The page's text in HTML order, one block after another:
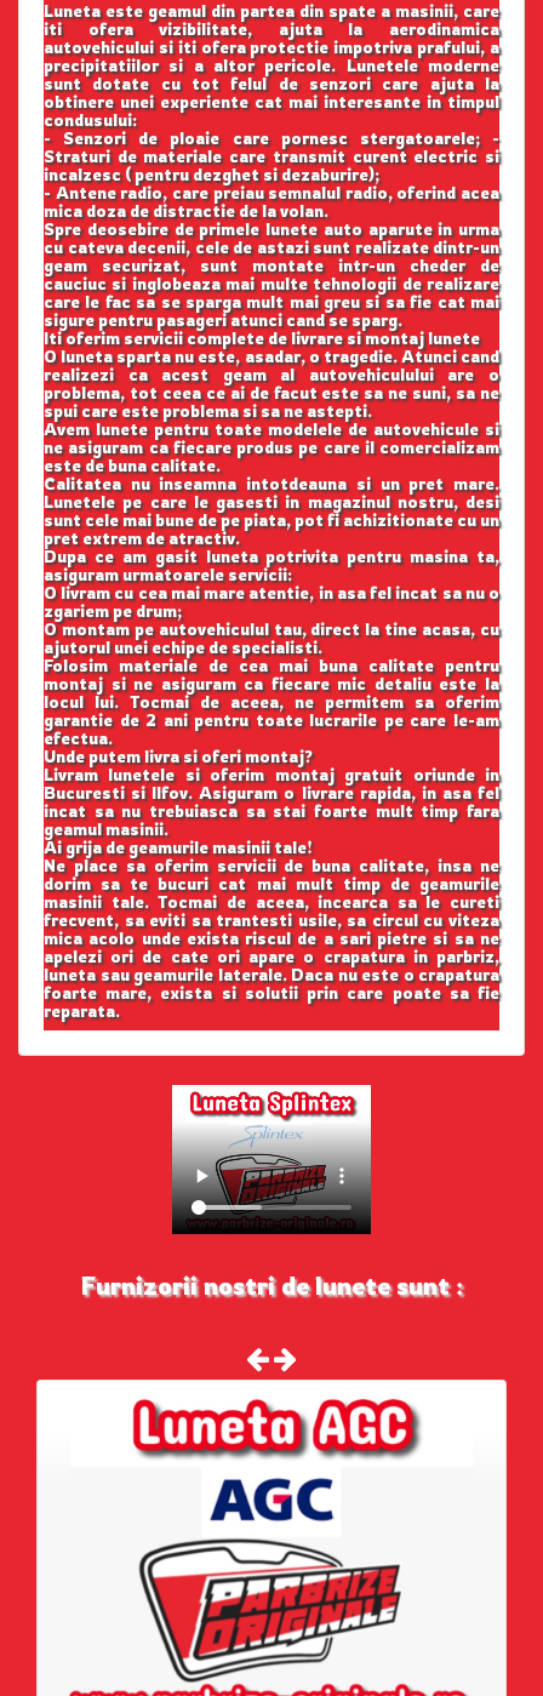
Luneta este geamul din partea din spate a masinii, care
iti ofera vizibilitate, ajuta la aerodinamica
autovehicului si iti ofera protectie impotriva prafului, a
precipitatiilor si a altor pericole. Lunetele moderne
sunt dotate cu tot felul de senzori care ajuta la
obtinere unei experiente cat mai interesante in timpul
condusului:
- Senzori de ploaie care pornesc stergatoarele; -
Straturi de materiale care transmit curent electric si
incalzesc ( pentru dezghet si dezaburire);
- Antene radio, care preiau semnalul radio, oferind acea
mica doza de distractie de la volan.
Spre deosebire de primele lunete auto aparute in urma
cu cateva decenii, cele de astazi sunt realizate dintr-un
geam securizat, sunt montate intr-un cheder de
cauciuc si inglobeaza mai multe tehnologii de realizare
care le fac sa se sparga mult mai greu si sa fie cat mai
sigure pentru pasageri atunci cand se sparg.
Iti oferim servicii complete de livrare si montaj lunete
O luneta sparta nu este, asadar, o tragedie. Atunci cand
realizezi ca acest geam al autovehiculului are o
problema, tot ceea ce ai de facut este sa ne suni, sa ne
spui care este problema si sa ne astepti.
Avem lunete pentru toate modelele de autovehicule si
ne asiguram ca fiecare produs pe care il comercializam
este de buna calitate.
Calitatea nu inseamna intotdeauna si un pret mare.
Lunetele pe care le gasesti in magazinul nostru, desi
sunt cele mai bune de pe piata, pot fi achizitionate cu un
pret extrem de atractiv.
Dupa ce am gasit luneta potrivita pentru masina ta,
asiguram urmatoarele servicii:
O livram cu cea mai mare atentie, in asa fel incat sa nu o
zgariem pe drum;
O montam pe autovehiculul tau, direct la tine acasa, cu
ajutorul unei echipe de specialisti.
Folosim materiale de cea mai buna calitate pentru
montaj si ne asiguram ca fiecare mic detaliu este la
locul lui. Tocmai de aceea, ne permitem sa oferim
garantie de 2 ani pentru toate lucrarile pe care le-am
efectua.
Unde putem livra si oferi montaj?
Livram lunetele si oferim montaj gratuit oriunde in
Bucuresti si Ilfov. Asiguram o livrare rapida, in asa fel
incat sa nu trebuiasca sa stai foarte mult timp fara
geamul masinii.
Ai grija de geamurile masinii tale!
Ne place sa oferim servicii de buna calitate, insa ne
dorim sa te bucuri cat mai mult timp de geamurile
masinii tale. Tocmai de aceea, incearca sa le cureti
frecvent, sa eviti sa trantesti usile, sa circul cu viteza
mica acolo unde exista riscul de a sari pietre si sa ne
apelezi ori de cate ori apare o crapatura in parbriz,
luneta sau geamurile laterale. Daca nu este o crapatura
foarte mare, exista si solutii prin care poate sa fie
reparata.
Furnizorii nostri de lunete sunt :